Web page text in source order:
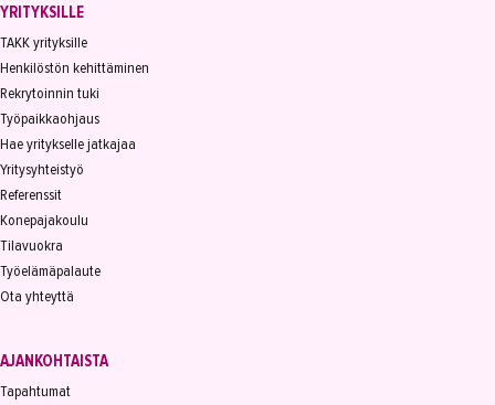
YRITYKSILLE
TAKK yrityksille
Henkilöstön kehittäminen
Rekrytoinnin tuki
Työpaikkaohjaus
Hae yritykselle jatkajaa
Yritysyhteistyö
Referenssit
Konepajakoulu
Tilavuokra
Työelämäpalaute
Ota yhteyttä
AJANKOHTAISTA
Tapahtumat